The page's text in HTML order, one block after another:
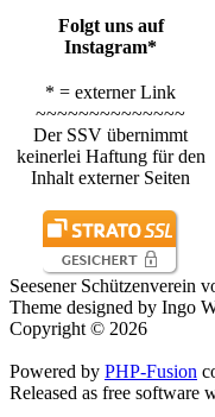
Folgt uns auf
Instagram*
* = externer Link
~~~~~~~~~~~~~~
Der SSV übernimmt
keinerlei Haftung für den
Inhalt externer Seiten
Seesener Schützenverein
Theme designed by Ingo
Copyright © 2026
Powered by PHP-Fusion
Released as free software